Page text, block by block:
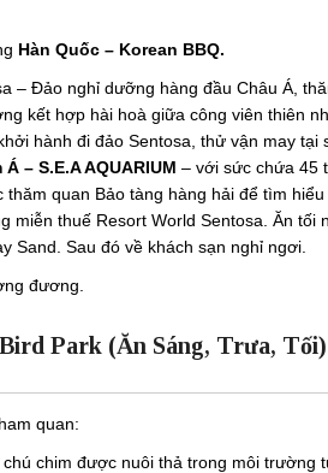
Hàn Quốc – Korean BBQ.
– Đảo nghỉ dưỡng hàng đầu Châu Á,
kết hợp hài hoà giữa công viên thiên
hành đi đảo Sentosa, thử vận may tại
– S.E.A AQUARIUM – với sức chứa 45
thăm quan Bảo tàng hàng hải để tìm
miễn thuế Resort World Sentosa. Ăn
Sand. Sau đó về khách sạn nghỉ ngơi.
đương.
Park (Ăn Sáng, Trưa, Tối)
quan:
chim được nuôi thả trong môi trường